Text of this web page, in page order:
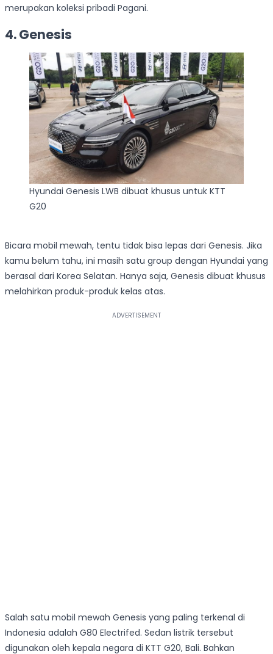
merupakan koleksi pribadi Pagani.
4. Genesis
Hyundai Genesis LWB dibuat khusus untuk KTT
G20
Bicara mobil mewah, tentu tidak bisa lepas dari Genesis. Jika
kamu belum tahu, ini masih satu group dengan Hyundai yang
berasal dari Korea Selatan. Hanya saja, Genesis dibuat khusus
melahirkan produk-produk kelas atas.
Salah satu mobil mewah Genesis yang paling terkenal di
Indonesia adalah G80 Electrifed. Sedan listrik tersebut
digunakan oleh kepala negara di KTT G20, Bali. Bahkan